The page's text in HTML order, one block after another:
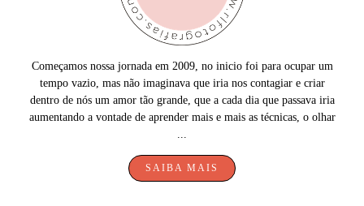
Começamos nossa jornada em 2009, no inicio foi para ocupar um
tempo vazio, mas não imaginava que iria nos contagiar e criar
dentro de nós um amor tão grande, que a cada dia que passava iria
aumentando a vontade de aprender mais e mais as técnicas, o olhar
SAIBA MAIS